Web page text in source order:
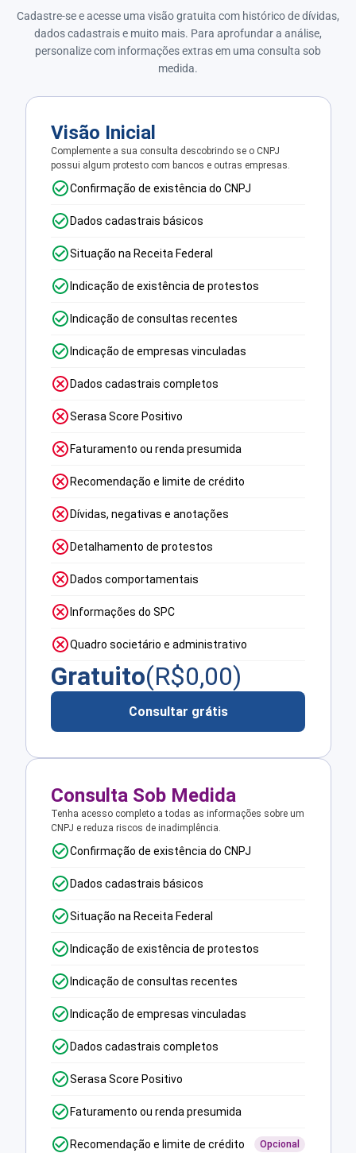
Cadastre-se e acesse uma visão gratuita com histórico de dívidas,
dados cadastrais e muito mais. Para aprofundar a análise,
personalize com informações extras em uma consulta sob
medida.
Visão Inicial
Complemente a sua consulta descobrindo se o CNPJ
possui algum protesto com bancos e outras empresas.
Confirmação de existência do CNPJ
Dados cadastrais básicos
Situação na Receita Federal
Indicação de existência de protestos
Indicação de consultas recentes
Indicação de empresas vinculadas
Dados cadastrais completos
Serasa Score Positivo
Faturamento ou renda presumida
Recomendação e limite de crédito
Dívidas, negativas e anotações
Detalhamento de protestos
Dados comportamentais
Informações do SPC
Quadro societário e administrativo
Gratuito(R$0,00)
Consultar grátis
Consulta Sob Medida
Tenha acesso completo a todas as informações sobre um
CNPJ e reduza riscos de inadimplência.
Confirmação de existência do CNPJ
Dados cadastrais básicos
Situação na Receita Federal
Indicação de existência de protestos
Indicação de consultas recentes
Indicação de empresas vinculadas
Dados cadastrais completos
Serasa Score Positivo
Faturamento ou renda presumida
Recomendação e limite de crédito Opcional